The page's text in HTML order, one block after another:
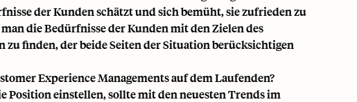
der Kunden schätzt und sich bemüht, sie zufrieden zu
die Bedürfnisse der Kunden mit den Zielen des
finden, der beide Seiten der Situation berücksichtigen
Experience Managements auf dem Laufenden?
Position einstellen, sollte mitden neuesten Trends im